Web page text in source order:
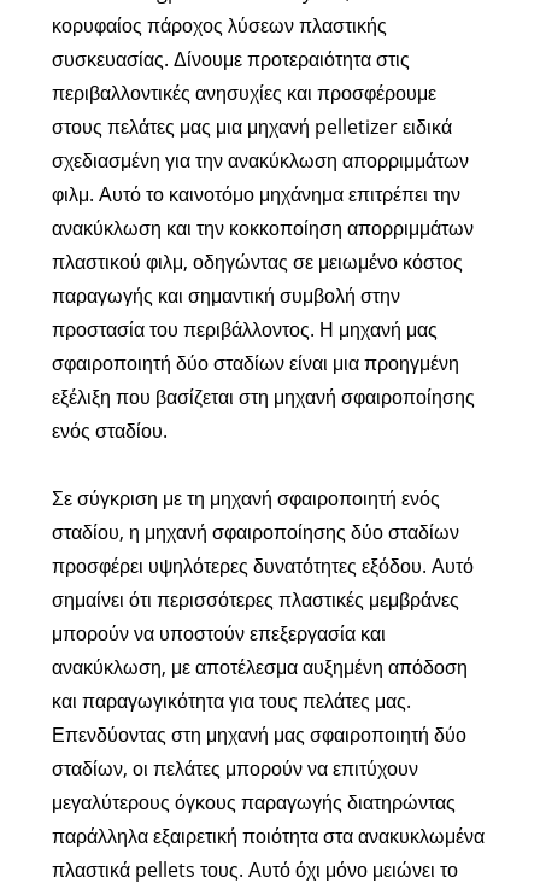
κορυφαίος πάροχος λύσεων πλαστικής
συσκευασίας. Δίνουμε προτεραιότητα στις
περιβαλλοντικές ανησυχίες και προσφέρουμε
στους πελάτες μας μια μηχανή pelletizer ειδικά
σχεδιασμένη για την ανακύκλωση απορριμμάτων
φιλμ. Αυτό το καινοτόμο μηχάνημα επιτρέπει την
ανακύκλωση και την κοκκοποίηση απορριμμάτων
πλαστικού φιλμ, οδηγώντας σε μειωμένο κόστος
παραγωγής και σημαντική συμβολή στην
προστασία του περιβάλλοντος. Η μηχανή μας
σφαιροποιητή δύο σταδίων είναι μια προηγμένη
εξέλιξη που βασίζεται στη μηχανή σφαιροποίησης
ενός σταδίου.
Σε σύγκριση με τη μηχανή σφαιροποιητή ενός
σταδίου, η μηχανή σφαιροποίησης δύο σταδίων
προσφέρει υψηλότερες δυνατότητες εξόδου. Αυτό
σημαίνει ότι περισσότερες πλαστικές μεμβράνες
μπορούν να υποστούν επεξεργασία και
ανακύκλωση, με αποτέλεσμα αυξημένη απόδοση
και παραγωγικότητα για τους πελάτες μας.
Επενδύοντας στη μηχανή μας σφαιροποιητή δύο
σταδίων, οι πελάτες μπορούν να επιτύχουν
μεγαλύτερους όγκους παραγωγής διατηρώντας
παράλληλα εξαιρετική ποιότητα στα ανακυκλωμένα
πλαστικά pellets τους. Αυτό όχι μόνο μειώνει το